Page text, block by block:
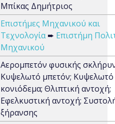
Μπίκας Δημήτριος
Επιστήμες Μηχανικού και
Τεχνολογία➨ Επιστήμη
Μηχανικού
Αερομπετόν φυσικής
Κυψελωτό μπετόν; Κυψελωτό
κονιόδεμα; Θλιπτική αντοχή;
Εφελκυστική αντοχή;
ξήρανσης